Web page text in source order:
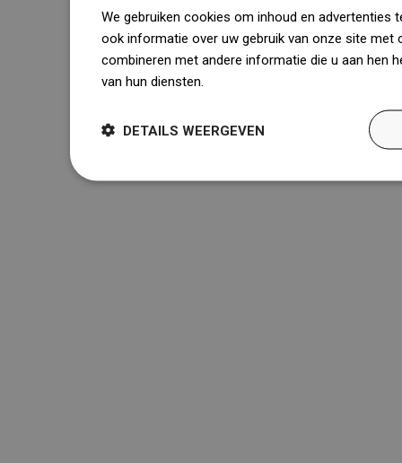
We gebruiken cookies om inhoud en advertenties
ook informatie over uw gebruik van onze site met
combineren met andere informatie die u aan hen
van hun diensten.
DETAILS WEERGEVEN